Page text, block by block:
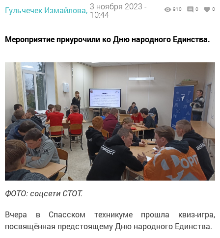
Гульчечек Измайлова, 3 ноября 2023 -
10:44
910 0 0
Мероприятие приурочили ко Дню народного Единства.
ФОТО: соцсети СТОТ.
Вчера в Спасском техникуме прошла квиз-игра,
посвящённая предстоящему Дню народного Единства.